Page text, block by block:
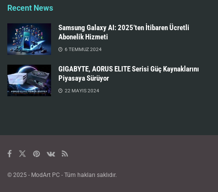
Recent News
Samsung Galaxy AI: 2025’ten İtibaren Ücretli
Abonelik Hizmeti
6 TEMMUZ 2024
GIGABYTE, AORUS ELITE Serisi Güç Kaynaklarını
Piyasaya Sürüyor
22 MAYIS 2024
© 2025 - ModArt PC - Tüm hakları saklıdır.